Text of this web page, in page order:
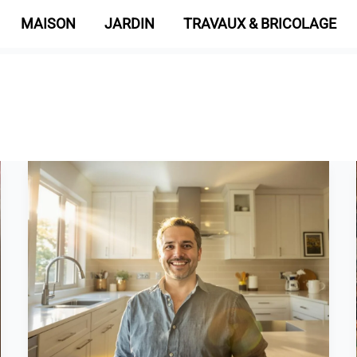
MAISON JARDIN TRAVAUX & BRICOLAGE
Cuisine
Aviva
ou
Schmidt
:
Quel
choix
pour
2026